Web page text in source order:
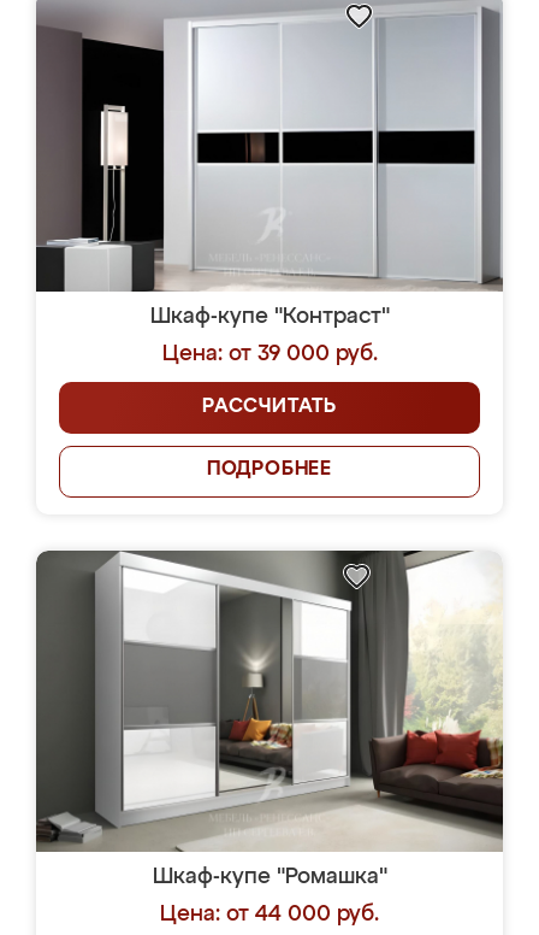
Шкаф-купе "Контраст"
Цена: от 39 000 руб.
РАССЧИТАТЬ
ПОДРОБНЕЕ
Шкаф-купе "Ромашка"
Цена: от 44 000 руб.